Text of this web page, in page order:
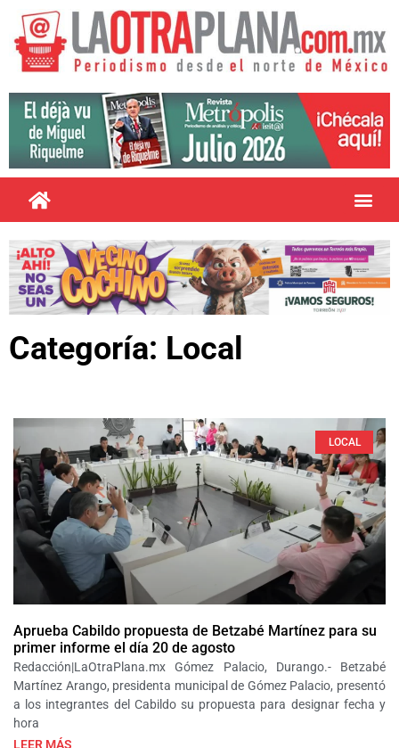
Categoría: Local
LOCAL
Aprueba Cabildo propuesta de Betzabé Martínez para su
primer informe el día 20 de agosto
Redacción|LaOtraPlana.mx Gómez Palacio, Durango.- Betzabé
Martínez Arango, presidenta municipal de Gómez Palacio, presentó
a los integrantes del Cabildo su propuesta para designar fecha y
hora
LEER MÁS